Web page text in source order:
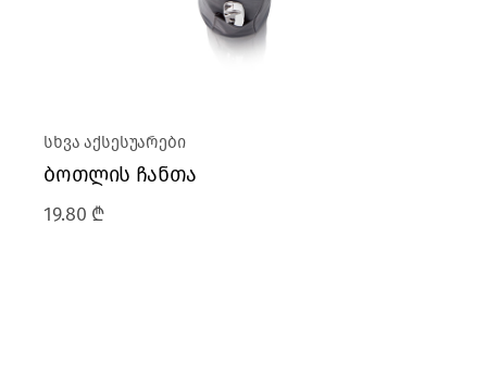
სხვა აქსესუარები
ბოთლის ჩანთა
19.80 ₾